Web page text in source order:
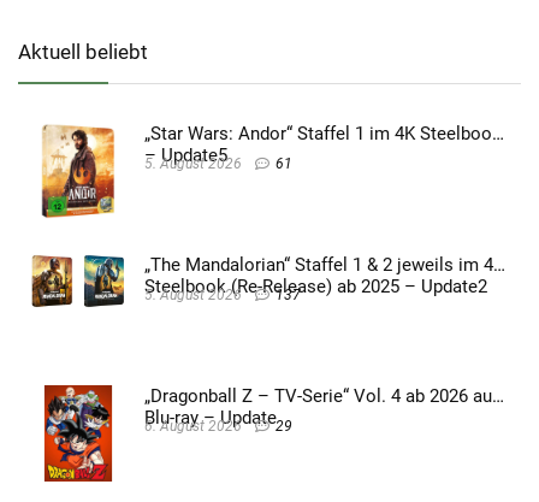
Aktuell beliebt
„Star Wars: Andor“ Staffel 1 im 4K Steelbook
– Update5
5. August 2026 61
„The Mandalorian“ Staffel 1 & 2 jeweils im 4K
Steelbook (Re-Release) ab 2025 – Update2
5. August 2026 137
„Dragonball Z – TV-Serie“ Vol. 4 ab 2026 auf
Blu-ray – Update
6. August 2026 29